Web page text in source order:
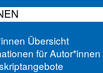
Übersicht
für Autor*innen